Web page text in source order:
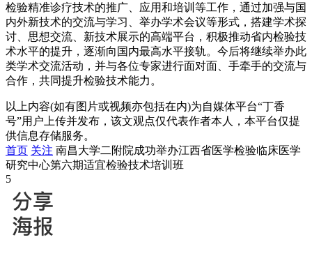
检验精准诊疗技术的推广、应用和培训等工作，通过加强与国
内外新技术的交流与学习、举办学术会议等形式，搭建学术探
讨、思想交流、新技术展示的高端平台，积极推动省内检验技
术水平的提升，逐渐向国内最高水平接轨。今后将继续举办此
类学术交流活动，并与各位专家进行面对面、手牵手的交流与
合作，共同提升检验技术能力。​
以上内容(如有图片或视频亦包括在内)为自媒体平台“丁香
号”用户上传并发布，该文观点仅代表作者本人，本平台仅提
供信息存储服务。
首页 关注 南昌大学二附院成功举办江西省医学检验临床医学
研究中心第六期适宜检验技术培训班
5